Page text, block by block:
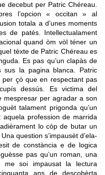
decebut per Patric Chéreau.
l’opcion « occitan » al
totala a d’unes moments
de patés. Intellectualament
quand òm vòl téner un
tèxte de Patric Chéreau es
Es pas qu’un clapàs de
la pagina blanca. Patric
çò que en respectant pas
dessús. Es victima del
mespresar per agradar a son
talament prigonda qu’un
profession de marrida
lo còp de butar un
question s’impausèt d’ela-
de constància e de logica
pas qu’un roman, una
me soi impausat la lectura
ans de descobèrta